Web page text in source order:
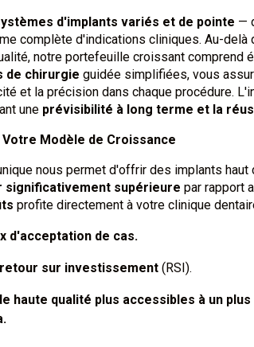
d'implants variés et de pointe —
complète d'indications cliniques. Au-
notre portefeuille croissant comprend
de chirurgie guidée simplifiées, vous
et la précision dans chaque procédure.
une prévisibilité à long terme et la
Modèle de Croissance
nous permet d'offrir des implants haut
significativement supérieure par rapport
profite directement à votre clinique
d'acceptation de cas.
sur investissement (RSI).
haute qualité plus accessibles à un